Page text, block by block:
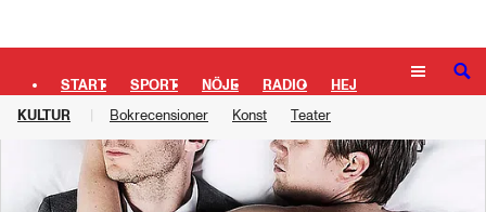
START SPORT NÖJE RADIO HEJ SÖK
KULTUR Bokrecensioner Konst Teater
Kultur– Sida 256